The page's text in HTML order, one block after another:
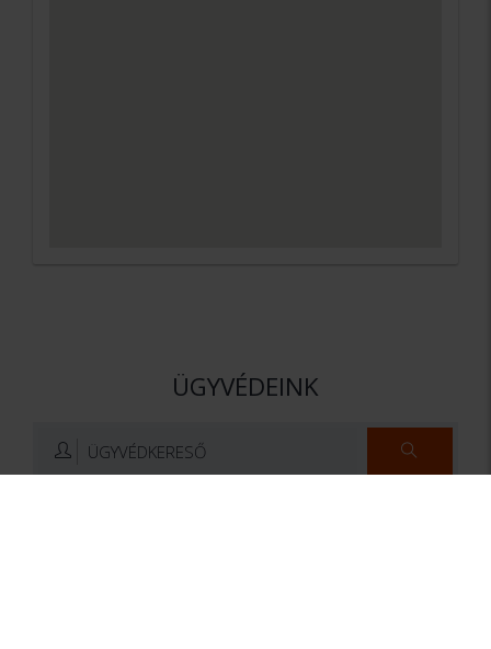
ÜGYVÉDEINK
ÜGYVÉDKERESŐ